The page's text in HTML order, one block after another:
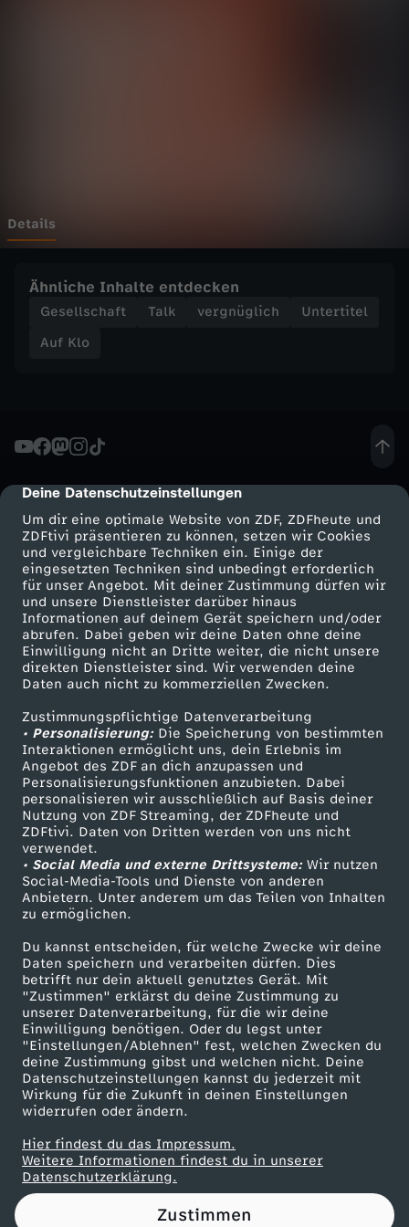
cmp-dialog-description
Deine Datenschutzeinstellungen
Um dir eine optimale Website von ZDF, ZDFheute und
ZDFtivi präsentieren zu können, setzen wir Cookies
und vergleichbare Techniken ein. Einige der
eingesetzten Techniken sind unbedingt erforderlich
für unser Angebot. Mit deiner Zustimmung dürfen wir
und unsere Dienstleister darüber hinaus
Informationen auf deinem Gerät speichern und/oder
abrufen. Dabei geben wir deine Daten ohne deine
Einwilligung nicht an Dritte weiter, die nicht unsere
direkten Dienstleister sind. Wir verwenden deine
Daten auch nicht zu kommerziellen Zwecken.
Zustimmungspflichtige Datenverarbeitung
• Personalisierung:Die Speicherung von bestimmten
Interaktionen ermöglicht uns, dein Erlebnis im
Angebot des ZDF an dich anzupassen und
Personalisierungsfunktionen anzubieten. Dabei
personalisieren wir ausschließlich auf Basis deiner
Nutzung von ZDF Streaming, der ZDFheute und
ZDFtivi. Daten von Dritten werden von uns nicht
verwendet.
• Social Media und externe Drittsysteme:Wir nutzen
Social-Media-Tools und Dienste von anderen
Anbietern. Unter anderem um das Teilen von Inhalten
zu ermöglichen.
Du kannst entscheiden, für welche Zwecke wir deine
Daten speichern und verarbeiten dürfen. Dies
betrifft nur dein aktuell genutztes Gerät. Mit
"Zustimmen" erklärst du deine Zustimmung zu
unserer Datenverarbeitung, für die wir deine
Einwilligung benötigen. Oder du legst unter
"Einstellungen/Ablehnen" fest, welchen Zwecken du
deine Zustimmung gibst und welchen nicht. Deine
Datenschutzeinstellungen kannst du jederzeit mit
Wirkung für die Zukunft in deinen Einstellungen
widerrufen oder ändern.
Hier findest du das Impressum.
Weitere Informationen findest du in unserer
Datenschutzerklärung.
Zustimmen
v
R
l
i
t
ä
t
?
?
Details
Ähnliche Inhalte entdecken
Gesellschaft Talk vergnüglich
Untertitel
Auf Klo
Mehr ZDF
ZDF-Apps
Smart TV
ZDFtext
Livestreams
Sendungen A-Z
TV-Programm
Service
ZDFmitreden
Kontakt zum ZDF
Tickets
Zuschauerservice
Hilfe
ZDF Unternehmen
Karriere
ZDF goes Schule
Werbefernsehen
Mainzelmännchen
Partner